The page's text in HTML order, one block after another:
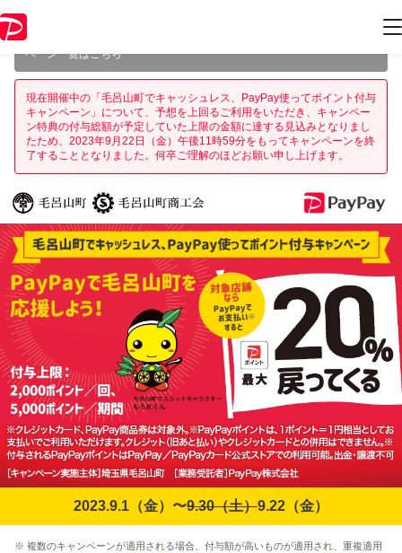
ジ内の情報はキャンペーン終了時点のものになります。
ペーン一覧はこちら
現在開催中の「毛呂山町でキャッシュレス、PayPay使ってポイント付与
キャンペーン」について、予想を上回るご利用をいただき、キャンペー
ン特典の付与総額が予定していた上限の金額に達する見込みとなりまし
たため、2023年9月22日（金）午後11時59分をもってキャンペーンを終
了することとなりました。何卒ご理解のほどお願い申し上げます。
2023.9.1（金）〜9.30（土）9.22（金）
※ 複数のキャンペーンが適用される場合、付与額が高いものが適用され、重複適用